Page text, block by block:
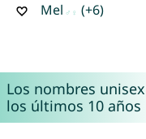
Mel
(+6)
Los nombres
los últimos 10 años